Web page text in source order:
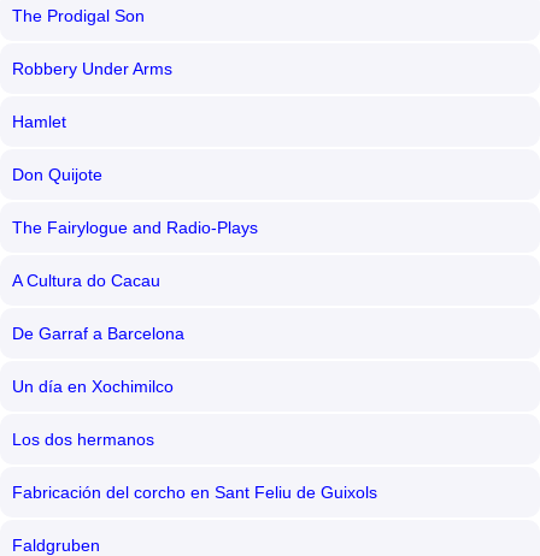
The Prodigal Son
Robbery Under Arms
Hamlet
Don Quijote
The Fairylogue and Radio-Plays
A Cultura do Cacau
De Garraf a Barcelona
Un día en Xochimilco
Los dos hermanos
Fabricación del corcho en Sant Feliu de Guixols
Faldgruben